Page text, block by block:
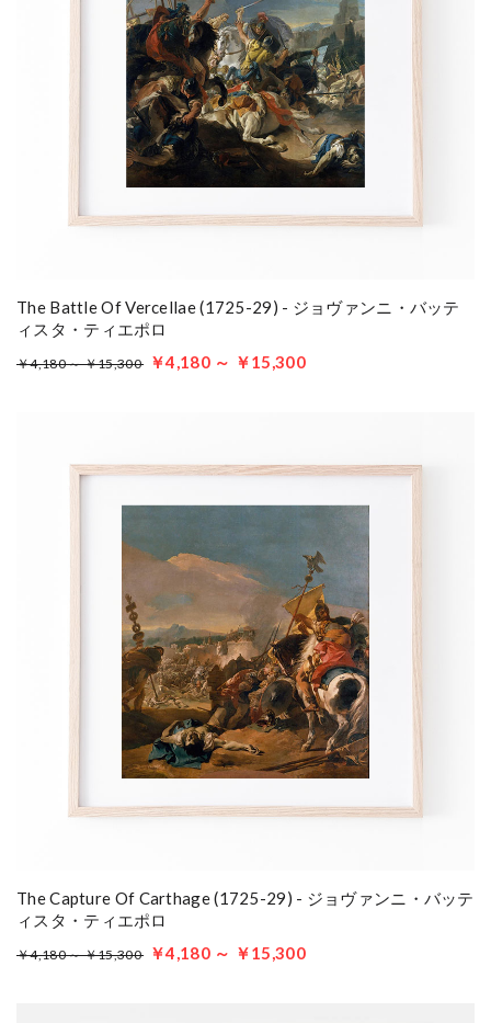
The Battle Of Vercellae (1725-29) - ジョヴァンニ・バッテ
ィスタ・ティエポロ
￥4,180 ～ ￥15,300 ￥4,180 ～ ￥15,300
The Capture Of Carthage (1725-29) - ジョヴァンニ・バッテ
ィスタ・ティエポロ
￥4,180 ～ ￥15,300 ￥4,180 ～ ￥15,300